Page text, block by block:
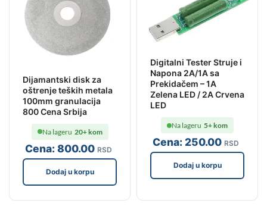
Dijamantski disk za
oštrenje teških metala
100mm granulacija
800 Cena Srbija
Cena:800.00 RSD
Na lageru 20+ kom
Dodaj u korpu
Digitalni Tester Struje i
Napona 2A/1A sa
Prekidačem – 1A
Zelena LED / 2A Crvena
LED
Cena: 250.00 RSD
Na lageru 5+ kom
Dodaj u korpu